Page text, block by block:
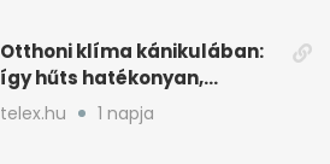
Otthoni klíma kánikulában:
így hűts hatékonyan,
kevesebb árammal
telex.hu 1 napja